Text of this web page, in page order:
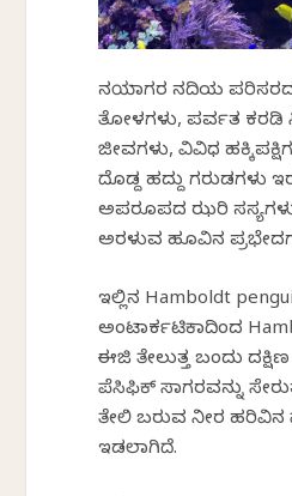
ನಯಾಗರ ನದಿಯ
ತೋಳಗಳು, ಪರ್ವತ ಕರಡಿ
ಜೀವಗಳು, ವಿವಿಧ
ದೊಡ್ದ ಹದ್ದು ಗರುಡಗಳು
ಅಪರೂಪದ ಝರಿ
ಅರಳುವ ಹೂವಿನ
ಇಲ್ಲಿನ Hamboldt
ಅಂಟಾರ್ಕಟಿಕಾದಿಂದ
ಈಜಿ ತೇಲುತ್ತ ಬಂದು
ಪೆಸಿಫಿಕ್ ಸಾಗರವನ್ನು
ತೇಲಿ ಬರುವ ನೀರ ಹರಿವಿನ
ಇಡಲಾಗಿದೆ.